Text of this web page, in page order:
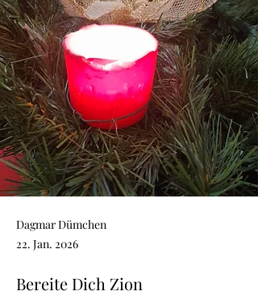
Dagmar Dümchen
22. Jan. 2026
Bereite Dich Zion